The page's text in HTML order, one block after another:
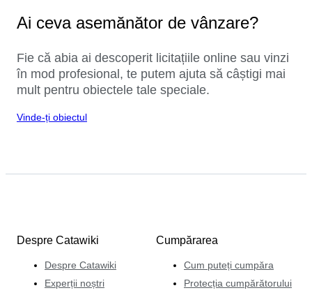
Ai ceva asemănător de vânzare?
Fie că abia ai descoperit licitațiile online sau vinzi
în mod profesional, te putem ajuta să câștigi mai
mult pentru obiectele tale speciale.
Vinde-ți obiectul
Despre Catawiki
Despre Catawiki
Experții noștri
Cumpărarea
Cum puteți cumpăra
Protecția cumpărătorului